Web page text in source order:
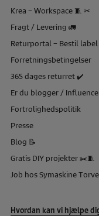
Krea – Workspace 🧵 ✂
Fragt / Levering 🚛
Returportal – Bestil
Forretningsbetingelser
365 dages returret ✔️
Er du blogger /
Fortrolighedspolitik
Presse
Blog 📝
Gratis DIY projekter ✂️🧵
Job hos Symaskine
Hvordan kan vi hjælpe